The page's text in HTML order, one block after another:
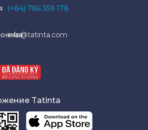
(+84) 786 359 178
info@tatinta.com
Tatinta